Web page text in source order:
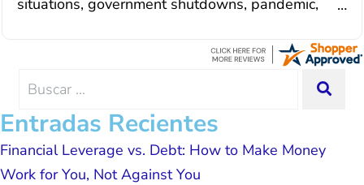
situation. Each person I have worked
hope. I look forward to better days for
possible because of J Miller, and I am
Search
Entradas Recientes
Financial Leverage vs. Debt: How to Make Money
Work for You, Not Against You